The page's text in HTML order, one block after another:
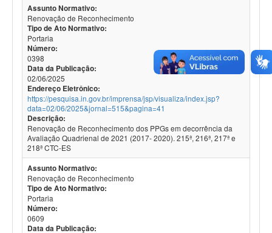
Assunto Normativo:
Renovação de Reconhecimento
Tipo de Ato Normativo:
Portaria
Número:
0398
Data da Publicação:
02/06/2025
Endereço Eletrônico:
https://pesquisa.in.gov.br/imprensa/jsp/visualiza/index.jsp?
data=02/06/2025&jornal=515&pagina=41
Descrição:
Renovação de Reconhecimento dos PPGs em decorrência da
Avaliação Quadrienal de 2021 (2017- 2020). 215ª, 216ª, 217ª e
218ª CTC-ES
Assunto Normativo:
Renovação de Reconhecimento
Tipo de Ato Normativo:
Portaria
Número:
0609
Data da Publicação: